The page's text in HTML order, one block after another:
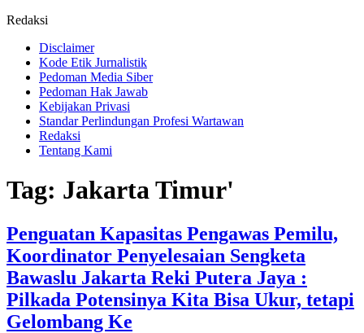
Redaksi
Disclaimer
Kode Etik Jurnalistik
Pedoman Media Siber
Pedoman Hak Jawab
Kebijakan Privasi
Standar Perlindungan Profesi Wartawan
Redaksi
Tentang Kami
Tag: Jakarta Timur'
Penguatan Kapasitas Pengawas Pemilu,
Koordinator Penyelesaian Sengketa
Bawaslu Jakarta Reki Putera Jaya :
Pilkada Potensinya Kita Bisa Ukur, tetapi
Gelombang Ke